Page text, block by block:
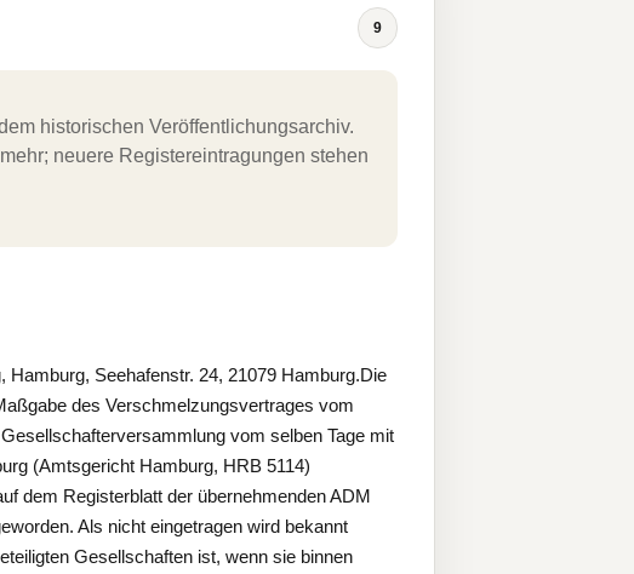
9
historischen Veröffentlichungsarchiv.
neuere Registereintragungen stehen
Seehafenstr. 24, 21079 Hamburg.Die
des Verschmelzungsvertrages vom
vom selben Tage mit
(Amtsgericht Hamburg, HRB 5114)
dem Registerblatt der übernehmenden ADM
Als nicht eingetragen wird bekannt
Gesellschaften ist, wenn sie binnen